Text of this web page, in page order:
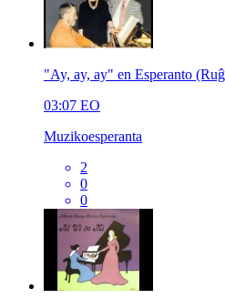
"Ay, ay, ay" en Esperanto
03:07 EO
Muzikoesperanta
2
0
0